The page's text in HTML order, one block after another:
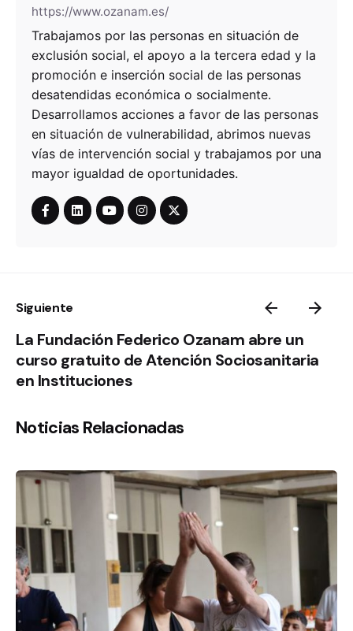
https://www.ozanam.es/
Trabajamos por las personas en situación de
exclusión social, el apoyo a la tercera edad y la
promoción e inserción social de las personas
desatendidas económica o socialmente.
Desarrollamos acciones a favor de las personas
en situación de vulnerabilidad, abrimos nuevas
vías de intervención social y trabajamos por una
mayor igualdad de oportunidades.
Siguiente
La Fundación Federico Ozanam abre un
curso gratuito de Atención Sociosanitaria
en Instituciones
Noticias Relacionadas